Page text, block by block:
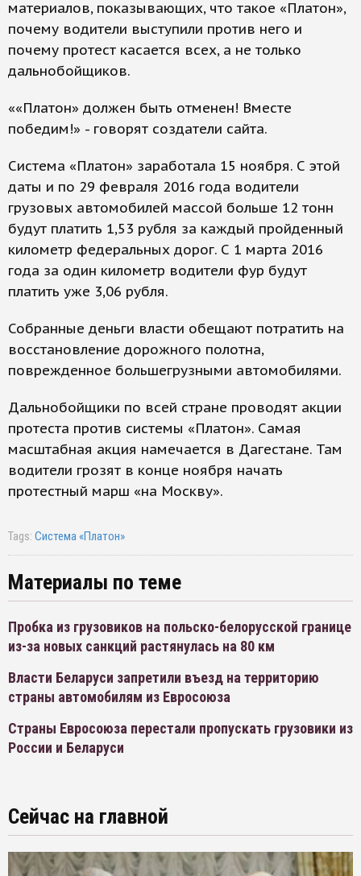
материалов, показывающих, что такое «Платон»,
почему водители выступили против него и
почему протест касается всех, а не только
дальнобойщиков.
««Платон» должен быть отменен! Вместе
победим!» - говорят создатели сайта.
Система «Платон» заработала 15 ноября. С этой
даты и по 29 февраля 2016 года водители
грузовых автомобилей массой больше 12 тонн
будут платить 1,53 рубля за каждый пройденный
километр федеральных дорог. С 1 марта 2016
года за один километр водители фур будут
платить уже 3,06 рубля.
Собранные деньги власти обещают потратить на
восстановление дорожного полотна,
поврежденное большегрузными автомобилями.
Дальнобойщики по всей стране проводят акции
протеста против системы «Платон». Самая
масштабная акция намечается в Дагестане. Там
водители грозят в конце ноября начать
протестный марш «на Москву».
Tags: Система «Платон»
Материалы по теме
Пробка из грузовиков на польско-белорусской границе
из-за новых санкций растянулась на 80 км
Власти Беларуси запретили въезд на территорию
страны автомобилям из Евросоюза
Страны Евросоюза перестали пропускать грузовики из
России и Беларуси
Сейчас на главной